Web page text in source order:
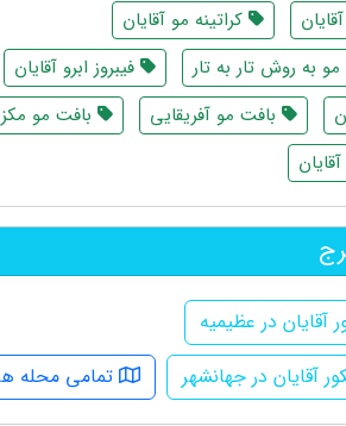
کراتینه مو آقایان
مو به روش تار به تار
فیبروز ابرو آقایان
بافت مو آفریقایی
بافت مو
آقایان در عظیمیه
آقایان در جهانشهر تمامی محله